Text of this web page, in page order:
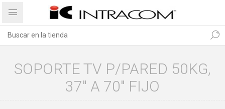
SOPORTE TV P/PARED 50KG,
37" A 70" FIJO